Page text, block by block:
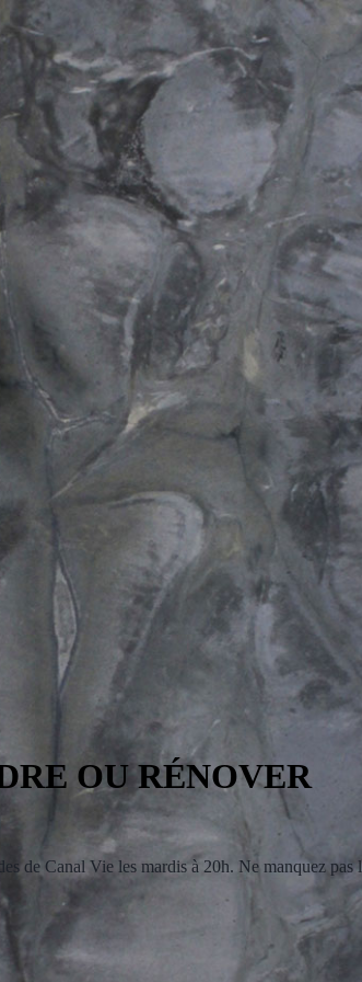
OU RÉNOVER
de Canal Vie les mardis à 20h. Ne manquez